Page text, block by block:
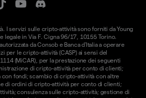
I servizi sulle cripto-attività sono forniti da Young
legale in Via F. Cigna 96/17, 10155 Torino.
da Consob e Banca d'Italia a operare
per le cripto-attività (CASP) ai sensi del
(MiCAR), per la prestazione dei seguenti
di cripto-attività per conto di clienti;
fondi; scambio di cripto-attività con altre
di ordini di cripto-attività per conto di clienti;
consulenza sulle cripto-attività; gestione di